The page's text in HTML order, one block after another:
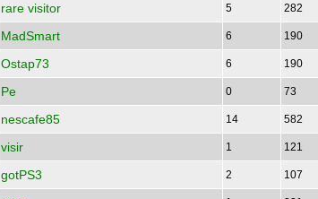
rare visitor 5 282
MadSmart 6 190
Ostap73 6 190
Pe 0 73
nescafe85 14 582
visir 1 121
gotPS3 2 107